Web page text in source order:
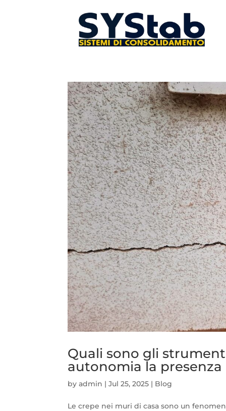
Quali sono gli
autonomia la
byadmin |Jul 25, 2025 | Blog
Le crepe nei muri di casa sono un